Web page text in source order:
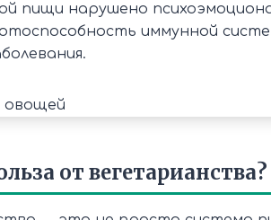
пищи нарушено
иммунной
от вегетарианства?